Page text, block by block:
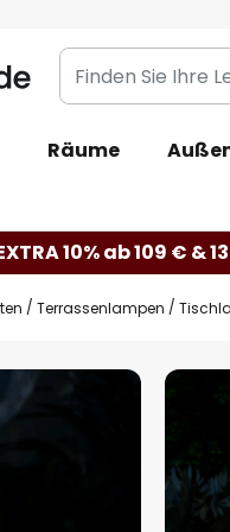
Finden
Sie
Leuchte...
Räume
10% ab 109 € &
Terrassenlampen